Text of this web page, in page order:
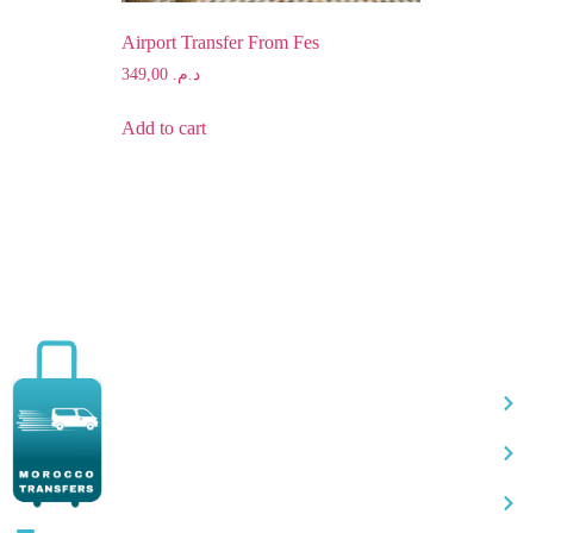
Airport Transfer From Fes
د.م.
Add to cart